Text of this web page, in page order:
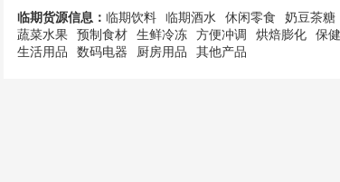
临期货源信息： 临期饮料 临期酒水 休闲零食 奶豆茶糖
蔬菜水果 预制食材 生鲜冷冻 方便冲调 烘焙膨化 保
生活用品
数码电器 厨房用品 其他产品